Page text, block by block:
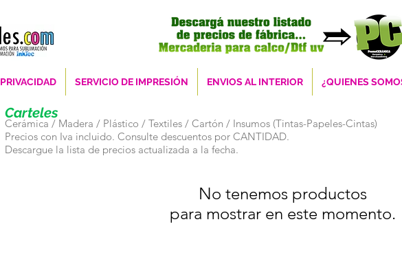
SERVICIO DE IMPRESIÓN ENVIOS AL INTERIOR ¿QUIENES
Carteles
Cerámica / Madera / Plástico / Textiles / Cartón / Insumos (Tintas-Papeles-Cintas)
Precios con Iva incluido. Consulte descuentos por CANTIDAD.
Descargue la lista de precios actualizada a la fecha.
No tenemos productos
para mostrar en este momento.